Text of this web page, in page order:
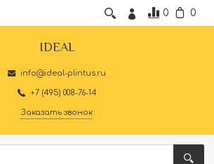
0 0
IDEAL
info@ideal-plintus.ru
+7 (495) 008-76-14
Заказать звонок